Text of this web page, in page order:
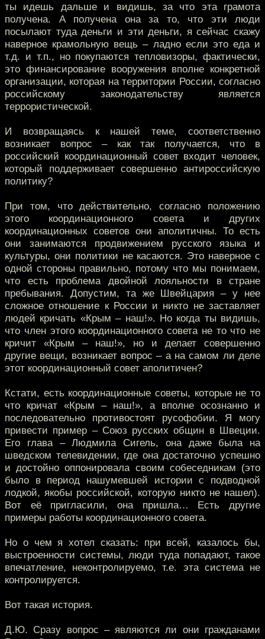
ты идешь дальше и видишь, за что эта грамота
получена. А получена она за то, что эти люди
посылают туда деньги и эти деньги, я сейчас скажу
наверное крамольную вещь – ладно если это еда и
т.д. и т.п., но покупаются тепловизоры, фактически,
это финансирование вооружения вполне конкретной
организации, которая на территории России, согласно
российскому законодательству является
террористической.
И возвращаясь к нашей теме, соответственно
возникает вопрос – как так получается, что в
российский координационный совет входит человек,
который поддерживает совершенно антироссийскую
политику?
При том, что действительно, согласно положению
этого координационного совета и других
координационных советов они аполитичны. То есть
они занимаются продвижением русского языка и
культуры, они политики не касаются. Это наверное с
одной стороны правильно, потому что мы понимаем,
что есть проблема двойной лояльности в стране
пребывания. Допустим, та же Швейцария – у нее
сложное отношение к России и никто не заставляет
людей кричать «Крым – наш!». Но когда ты видишь,
что член этого координационного совета не то что не
кричит «Крым – наш!», но и делает совершенно
другие вещи, возникает вопрос – а на самом ли деле
этот координационный совет аполитичен?
Кстати, есть координационные советы, которые не то
что кричат «Крым – наш!», а вполне осознанно и
последовательно противостоят русофобии. Я могу
привести пример – Союз русских общин в Швеции.
Его глава – Людмила Сигель, она даже была на
шведском телевидении, где она достаточно успешно
и достойно оппонировала своим собеседникам (это
было в период нашумевшей истории с подводной
лодкой, якобы российской, которую никто не нашел).
Вот её пригласили, она пришла… Есть другие
примеры работы координационного совета.
Но о чем я хотел сказать: при всей, казалось бы,
выстроенности системы, люди туда попадают, такое
впечатление, неконтролируемо, т.е. эта система не
контролируется.
Вот такая история.
Д.Ю. Сразу вопрос – являются ли они гражданами